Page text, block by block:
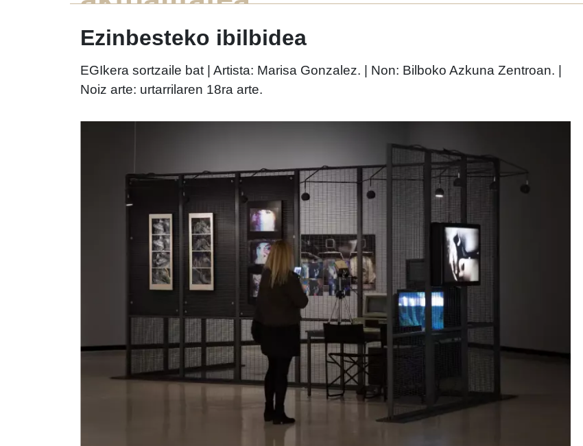
Ezinbesteko ibilbidea
EGIkera sortzaile bat | Artista: Marisa Gonzalez. | Non: Bilboko Azkuna Zentroan. |
Noiz arte: urtarrilaren 18ra arte.